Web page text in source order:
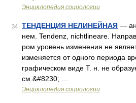
Энциклопедия социологии
34 ТЕНДЕНЦИЯ НЕЛИНЕЙНАЯ —
нем. Tendenz, nichtlineare.
ром уровень изменения не
изменяется от одного периода
графическом виде Т. н. не
см.&#8230; …
Энциклопедия социологии